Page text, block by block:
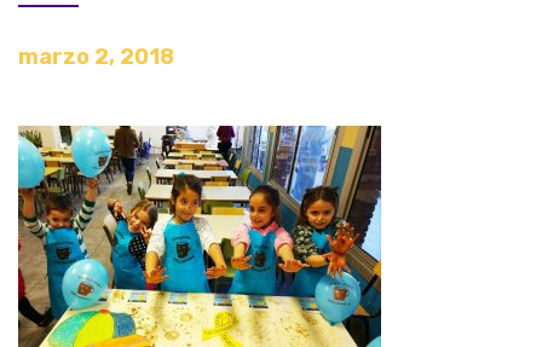
marzo 2, 2018